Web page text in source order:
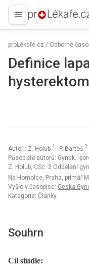
proLékaře.cz
proLékaře.cz / Odborné
Definice
Autoři: Z. Holub 1 ; P. Bartoš 2
Působiště autorů: Gynek. -
Z. Holub, CSc. 2 Oddělení
Na Homolce, Praha, primář
Vyšlo v časopise: Ceska
Kategorie: Články
Souhrn
Cíl studie: